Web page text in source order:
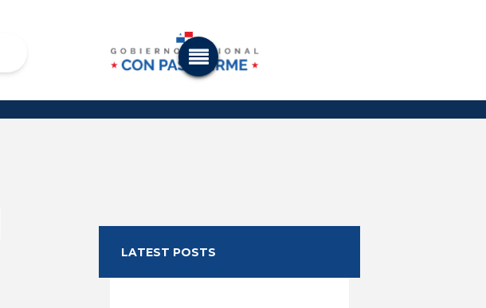
LATEST POSTS